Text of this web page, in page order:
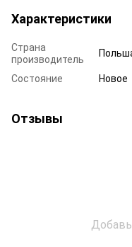
Характеристики
Страна
производитель
Состояние
Новое
Отзывы